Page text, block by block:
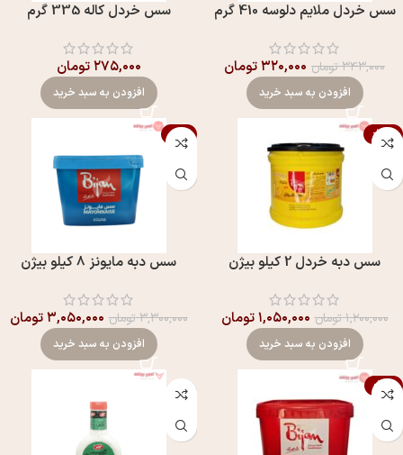
سس خردل ملايم دلوسه 410 گرم
۳۴۳,۰۰۰تومان ۳۲۰,۰۰۰تومان
افزودن به سبد خرید
سس خردل کاله 335 گرم
۲۷۵,۰۰۰تومان
افزودن به سبد خرید
-13%
سس دبه خردل 2 کیلو بیژن
۱,۲۰۰,۰۰۰تومان ۱,۰۵۰,۰۰۰تومان
افزودن به سبد خرید
-8%
سس دبه مايونز 8 کیلو بیژن
۳,۳۰۰,۰۰۰تومان ۳,۰۵۰,۰۰۰تومان
افزودن به سبد خرید
-12%